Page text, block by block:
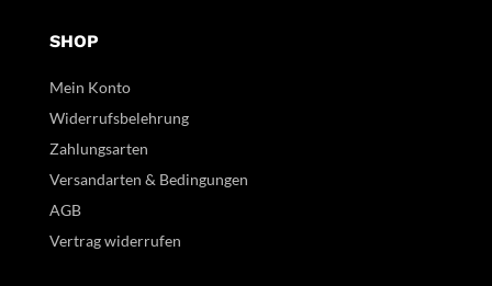
SHOP
Mein Konto
Widerrufsbelehrung
Zahlungsarten
Versandarten & Bedingungen
AGB
Vertrag widerrufen